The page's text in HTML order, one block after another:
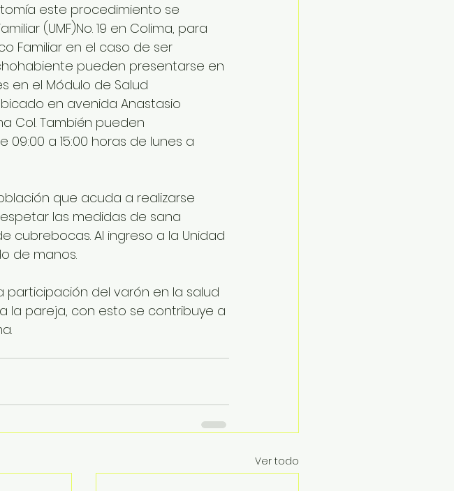
este procedimiento se
(UMF)No. 19 en Colima, para
Familiar en el caso de ser
pueden presentarse en
en el Módulo de Salud
en avenida Anastasio
Col. También pueden
09:00 a 15:00 horas de lunes a
que acuda a realizarse
las medidas de sana
cubrebocas. Al ingreso a la Unidad
de manos.
participación del varón en la salud
la pareja, con esto se contribuye a
Ver todo